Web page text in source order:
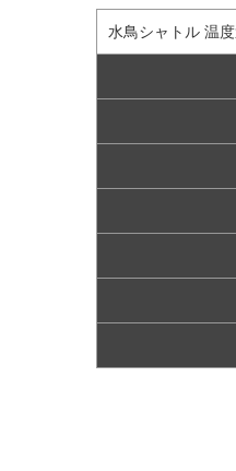
水鳥シャトル 温